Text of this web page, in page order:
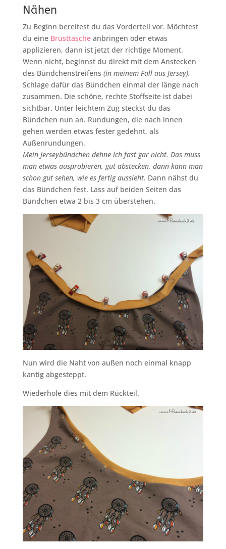
Nähen
Zu Beginn bereitest du das Vorderteil vor. Möchtest
du eine Brusttascheanbringen oder etwas
applizieren, dann ist jetzt der richtige Moment.
Wenn nicht, beginnst du direkt mit dem Anstecken
des Bündchenstreifens (in meinem Fall aus Jersey).
Schlage dafür das Bündchen einmal der länge nach
zusammen. Die schöne, rechte Stoffseite ist dabei
sichtbar. Unter leichtem Zug steckst du das
Bündchen nun an. Rundungen, die nach innen
gehen werden etwas fester gedehnt, als
Außenrundungen.
Mein Jerseybündchen dehne ich fast gar nicht. Das muss
man etwas ausprobieren, gut abstecken, dann kann man
schon gut sehen, wie es fertig aussieht. Dann nähst du
das Bündchen fest. Lass auf beiden Seiten das
Bündchen etwa 2 bis 3 cm überstehen.
Nun wird die Naht von außen noch einmal knapp
kantig abgesteppt.
Wiederhole dies mit dem Rückteil.